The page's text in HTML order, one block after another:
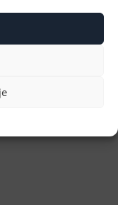
Relaksu
ECO